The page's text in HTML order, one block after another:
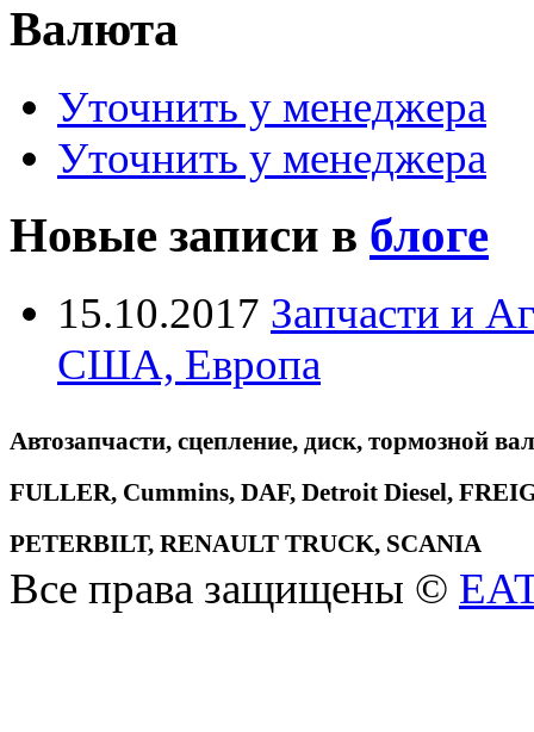
Валюта
Уточнить у менеджера
Уточнить у менеджера
Новые записи в блоге
15.10.2017 Запчасти и
США, Европа
Автозапчасти, сцепление, диск, тормозной
FULLER, Cummins, DAF, Detroit Diesel,
PETERBILT, RENAULT TRUCK, SCANIA
Все права защищены ©